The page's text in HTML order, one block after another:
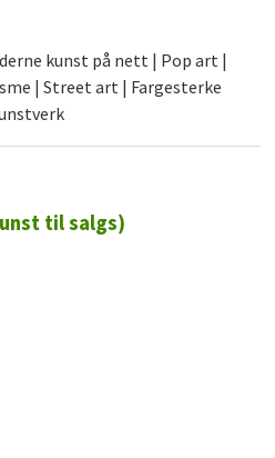
kunst på nett | Pop art |
| Street art | Fargesterke
til salgs)